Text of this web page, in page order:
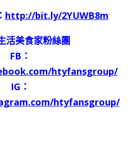
http://bit.ly/2YUWB8m
活美食家粉絲團
FB：
htyfansgroup/
IG：
htyfansgroup/